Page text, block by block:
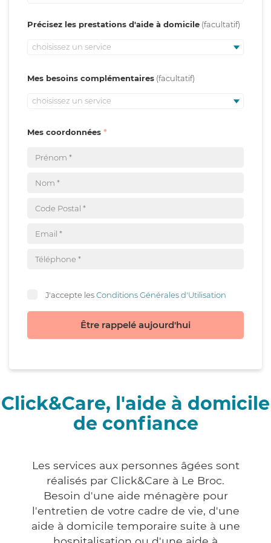
Précisez les prestations d'aide à domicile
choisissez un service
Mes besoins complémentaires
choisissez un service
Mes coordonnées
J'accepte lesConditions Générales d'Utilisation
Être rappelé aujourd'hui
Click&Care, l'aide à domicile
de confiance
Les services aux personnes âgées sont
réalisés par Click&Care à Le Broc.
Besoin d'une aide ménagère pour
l'entretien de votre cadre de vie, d'une
aide à domicile temporaire suite à une